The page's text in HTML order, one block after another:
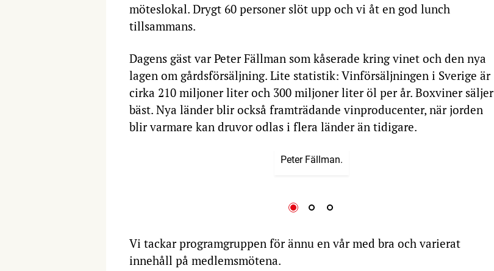
möteslokal. Drygt 60 personer slöt upp och vi åt en god lunch
tillsammans.
Dagens gäst var Peter Fällman som kåserade kring vinet och den nya
lagen om gårdsförsäljning. Lite statistik: Vinförsäljningen i Sverige är
cirka 210 miljoner liter och 300 miljoner liter öl per år. Boxviner säljer
bäst. Nya länder blir också framträdande vinproducenter, när jorden
blir varmare kan druvor odlas i flera länder än tidigare.
Peter Fällman.
Vi tackar programgruppen för ännu en vår med bra och varierat
innehåll på medlemsmötena.